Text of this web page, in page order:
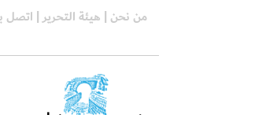
من نحن | هيئة التحرير | اتصل